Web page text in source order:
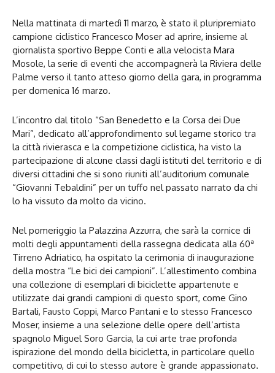
Nella mattinata di martedì 11 marzo, è stato il pluripremiato
campione ciclistico Francesco Moser ad aprire, insieme al
giornalista sportivo Beppe Conti e alla velocista Mara
Mosole, la serie di eventi che accompagnerà la Riviera delle
Palme verso il tanto atteso giorno della gara, in programma
per domenica 16 marzo.
L’incontro dal titolo “San Benedetto e la Corsa dei Due
Mari”, dedicato all’approfondimento sul legame storico tra
la città rivierasca e la competizione ciclistica, ha visto la
partecipazione di alcune classi dagli istituti del territorio e di
diversi cittadini che si sono riuniti all’auditorium comunale
“Giovanni Tebaldini” per un tuffo nel passato narrato da chi
lo ha vissuto da molto da vicino.
Nel pomeriggio la Palazzina Azzurra, che sarà la cornice di
molti degli appuntamenti della rassegna dedicata alla 60ª
Tirreno Adriatico, ha ospitato la cerimonia di inaugurazione
della mostra “Le bici dei campioni”. L’allestimento combina
una collezione di esemplari di biciclette appartenute e
utilizzate dai grandi campioni di questo sport, come Gino
Bartali, Fausto Coppi, Marco Pantani e lo stesso Francesco
Moser, insieme a una selezione delle opere dell’artista
spagnolo Miguel Soro Garcia, la cui arte trae profonda
ispirazione del mondo della bicicletta, in particolare quello
competitivo, di cui lo stesso autore è grande appassionato.